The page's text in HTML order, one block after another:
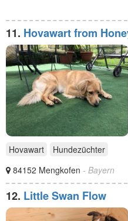
11. Hovawart from
Hovawart
Hundezüchter
84152 Mengkofen - Bayern
12. Little Swan Flow